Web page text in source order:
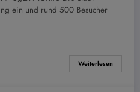
ein und rund 500 Besucher
Weiterlesen